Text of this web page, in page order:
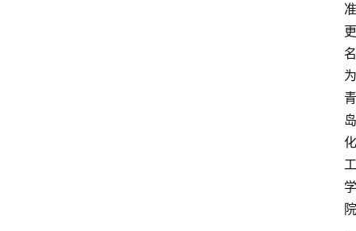
准
更
名
为
青
岛
化
工
学
院